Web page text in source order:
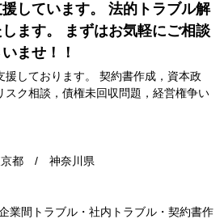
しています。 法的トラブル解
ます。 まずはお気軽にご相談
ませ！！
援しております。 契約書作成，資本政
スク相談，債権未回収問題，経営権争い
都 / 神奈川県
業間トラブル・社内トラブル・契約書作